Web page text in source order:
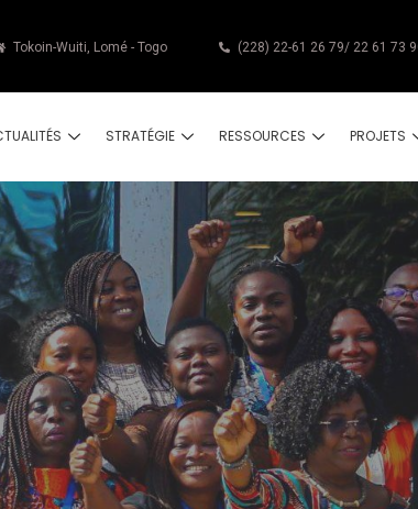
Tokoin-Wuiti, Lomé - Togo (228) 22-61 26 79/ 22 61 73
STRATÉGIE RESSOURCES PROJETS